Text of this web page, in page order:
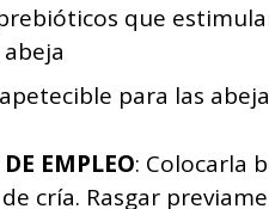
que
para las
EMPLEO: Colocarla
cría. Rasgar